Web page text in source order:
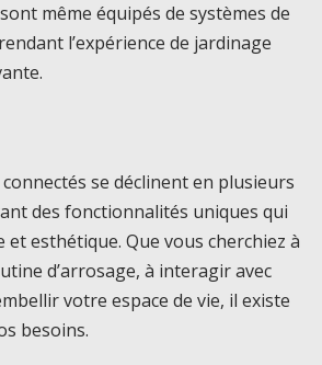
même équipés de systèmes de
l’expérience de jardinage
se déclinent en plusieurs
des fonctionnalités uniques qui
esthétique. Que vous cherchiez à
d’arrosage, à interagir avec
votre espace de vie, il existe
besoins.